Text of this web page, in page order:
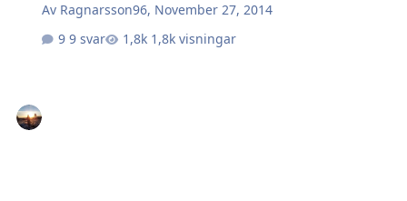
Av Ragnarsson96, November 27, 2014
9 svar
1,8k visningar